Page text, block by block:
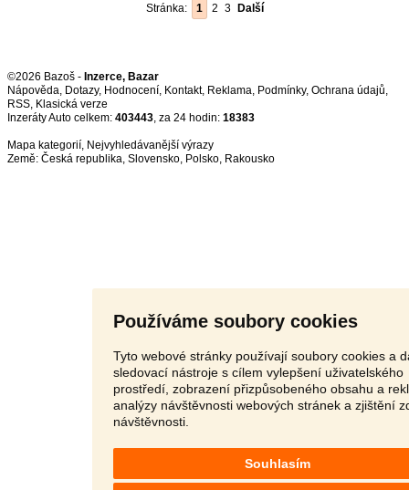
Používáme soubory cookies
Tyto webové stránky používají soubory cookies a
sledovací nástroje s cílem vylepšení uživatelského
prostředí, zobrazení přizpůsobeného obsahu a
analýzy návštěvnosti webových stránek a zjištění
návštěvnosti.
Souhlasím
Stránka: 1 2 3 Další
©2026 Bazoš - Inzerce, Bazar
Nápověda, Dotazy, Hodnocení, Kontakt, Reklama, Podmínky, Ochrana údajů,
RSS,
Inzeráty Auto celkem: 403443, za 24 hodin: 18383
Mapa kategorií, Nejvyhledávanější výrazy
Země: Česká republika, Slovensko, Polsko, Rakousko